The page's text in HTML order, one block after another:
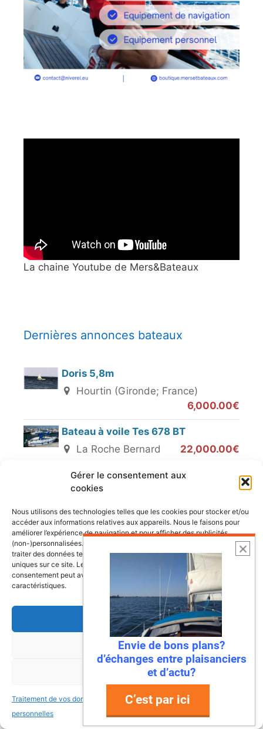
Gérer le consentement aux
cookies
Nous utilisons des technologies telles que les cookies pour stocker et/ou
accéder aux informations relatives aux appareils. Nous le faisons pour
améliorer l’expérience de navigation et pour afficher des publicités
(non-)personnalisées. Consentir à ces technologies nous autorisera à
traiter des données telles que le comportement de navigation ou les ID
uniques sur ce site. Le fait de ne pas consentir ou de retirer son
consentement peut avoir un effet négatif sur certaines fonctonnalités et
caractéristiques.
Accepter
Refuser
Voir les préférences
Traitement de vos données
personnelles
Traitement de vos données
personnelles
La chaine Youtube de Mers&Bateaux
Dernières annonces bateaux
Doris 5,8m
Hourtin (Gironde; France)
6,000.00€
Bateau à voile Tes 678 BT
La Roche Bernard
22,000.00€
Vente voilier Jeanneau Symphonie
1982
Déposez votre annonce bateau
Plutôt mail ou réseaux sociaux?
Retrouvez Mers&Bateaux comme vous
le souhaitez
Envie de bons plans?
d’échanges entre plaisanciers
et d’actu?
C’est par ici